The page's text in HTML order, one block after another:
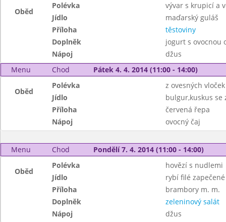
Oběd
Polévka
vývar s krupicí a
Jídlo
maďarský guláš
Příloha
těstoviny
Doplněk
jogurt s ovocnou
Nápoj
džus
Menu
Chod Pátek 4. 4. 2014 (11:00 - 14:00)
Oběd
Polévka
z ovesných vloček
Jídlo
bulgur,kuskus se
Příloha
červená řepa
Nápoj
ovocný čaj
Menu Chod Pondělí 7. 4. 2014 (11:00 - 14:00)
Oběd
Polévka
hovězí s nudlemi
Jídlo
rybí filé
Příloha
brambory m. m.
Doplněk
zeleninový salát
Nápoj
džus